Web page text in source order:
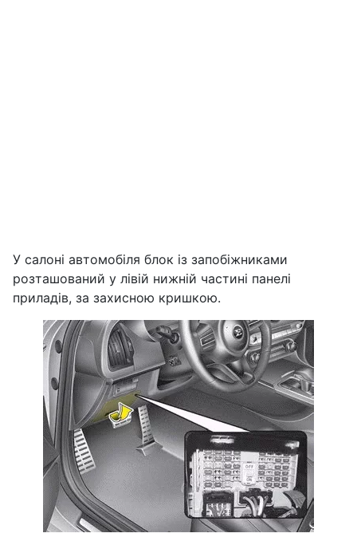
У салоні автомобіля блок із запобіжниками
розташований у лівій нижній частині панелі
приладів, за захисною кришкою.